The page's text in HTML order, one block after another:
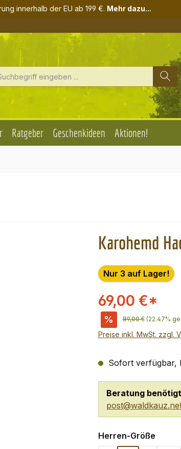
innerhalb der EU ab 199 €. Mehr dazu...
Ratgeber Geschenkideen Aktionen!
Karohemd
Nur 3 auf Lager!
69,00 €*
% Regulärer Preis:
89,00 € (22.47%
Preise inkl. MwSt. zzgl.
Sofort verfügbar,
Beratung
Herren-Größe